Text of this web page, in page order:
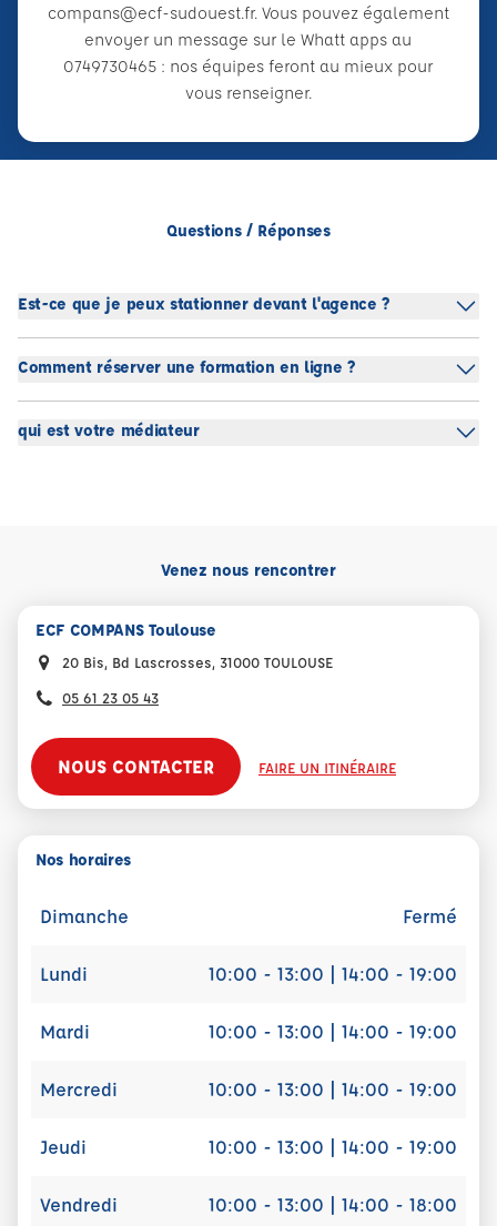
compans@ecf-sudouest.fr. Vous pouvez également
envoyer un message sur le Whatt apps au
0749730465 : nos équipes feront au mieux pour
vous renseigner.
Questions / Réponses
Est-ce que je peux stationner devant l'agence ?
Comment réserver une formation en ligne ?
qui est votre médiateur
Venez nous rencontrer
ECF COMPANS Toulouse
20 Bis, Bd Lascrosses, 31000 TOULOUSE
05 61 23 05 43
NOUS CONTACTER FAIRE UN ITINÉRAIRE
Nos horaires
Dimanche Fermé
Lundi 10:00 - 13:00 | 14:00 - 19:00
Mardi 10:00 - 13:00 | 14:00 - 19:00
Mercredi 10:00 - 13:00 | 14:00 - 19:00
Jeudi 10:00 - 13:00 | 14:00 - 19:00
Vendredi 10:00 - 13:00 | 14:00 - 18:00